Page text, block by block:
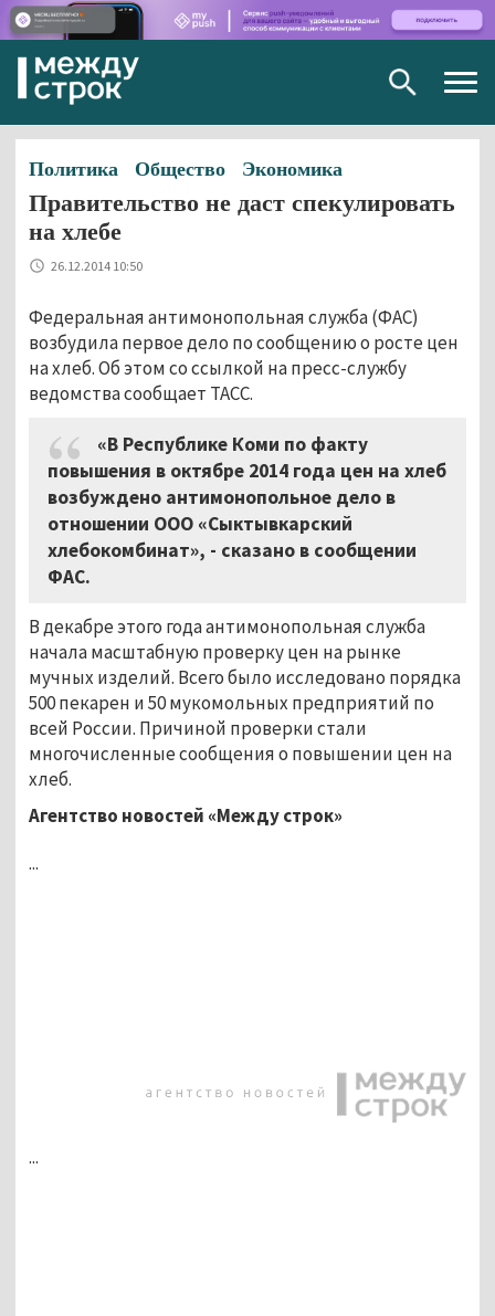
Политика Общество Экономика
Правительство не даст спекулировать
на хлебе
26.12.2014 10:50
Федеральная антимонопольная служба (ФАС)
возбудила первое дело по сообщению о росте цен
на хлеб. Об этом со ссылкой на пресс-службу
ведомства сообщает ТАСС.
«В Республике Коми по факту
повышения в октябре 2014 года цен на хлеб
возбуждено антимонопольное дело в
отношении ООО «Сыктывкарский
хлебокомбинат», - сказано в сообщении
ФАС.
В декабре этого года антимонопольная служба
начала масштабную проверку цен на рынке
мучных изделий. Всего было исследовано порядка
500 пекарен и 50 мукомольных предприятий по
всей России. Причиной проверки стали
многочисленные сообщения о повышении цен на
хлеб.
Агентство новостей «Между строк»
...
...